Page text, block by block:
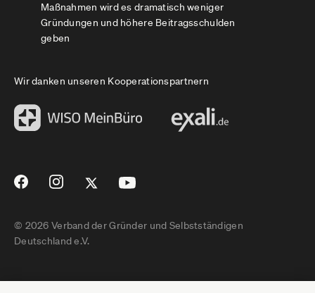
Maßnahmen wird es dramatisch weniger
Gründungen und höhere Beitragsschulden
geben
Wir danken unseren Kooperationspartnern
© 2026 Verband der Gründer und Selbstständigen
Deutschland e.V.
Impressum